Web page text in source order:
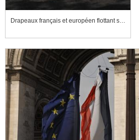
Drapeaux français et européen flottant sous l'Arc de triomphe de l'Étoile